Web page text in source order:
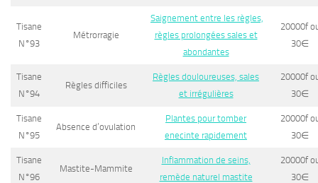
Tisane
N°93
Métrorragie
Saignement entre les règles,
règles prolongées sales et
abondantes
20000f
30∈
Tisane
N°94
Règles difficiles
Règles douloureuses, sales
et irrégulières
20000f
30∈
Tisane
N°95
Absence d’ovulation
Plantes pour tomber
enecinte rapidement
20000f
30∈
Tisane
N°96
Mastite-Mammite
Inflammation de seins,
remède naturel mastite
20000f
30∈